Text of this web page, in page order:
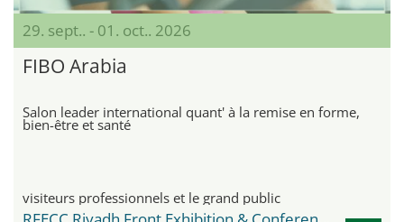
29. sept.. - 01. oct.. 2026
FIBO Arabia
Salon leader international quant' à la remise en forme,
bien-être et santé
visiteurs professionnels et le grand public